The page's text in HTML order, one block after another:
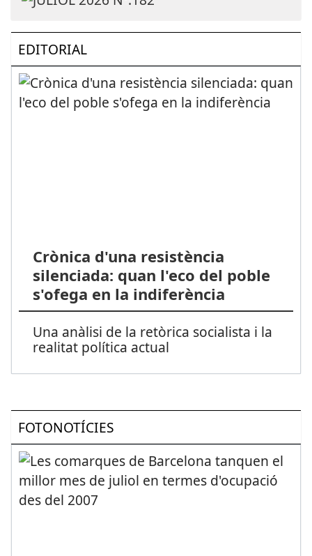
EDITORIAL
Crònica d'una resistència
silenciada: quan l'eco del poble
s'ofega en la indiferència
Una anàlisi de la retòrica socialista i la
realitat política actual
FOTONOTÍCIES